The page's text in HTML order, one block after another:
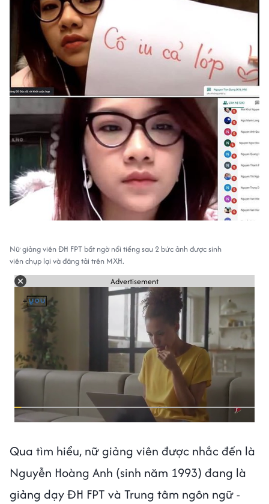
Nữ giảng viên ĐH FPT bất ngờ nổi tiếng sau 2 bức ảnh được sinh
viên chụp lại và đăng tải trên MXH.
Advertisement
Qua tìm hiểu, nữ giảng viên được nhắc đến là
Nguyễn Hoàng Anh (sinh năm 1993) đang là
giảng dạy ĐH FPT và Trung tâm ngôn ngữ -